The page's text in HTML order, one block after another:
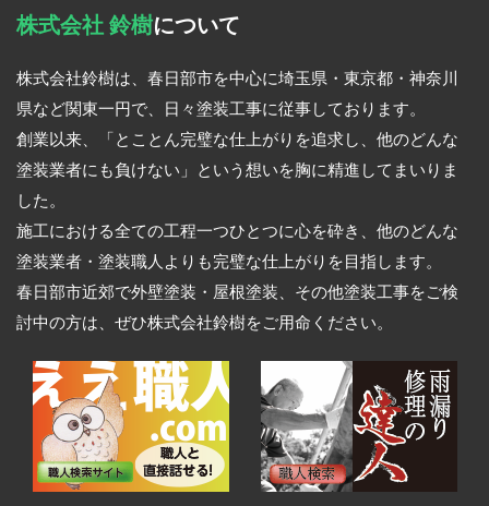
株式会社 鈴樹について
株式会社鈴樹は、春日部市を中心に埼玉県・東京都・神奈川
県など関東一円で、日々塗装工事に従事しております。
創業以来、「とことん完璧な仕上がりを追求し、他のどんな
塗装業者にも負けない」という想いを胸に精進してまいりま
した。
施工における全ての工程一つひとつに心を砕き、他のどんな
塗装業者・塗装職人よりも完璧な仕上がりを目指します。
春日部市近郊で外壁塗装・屋根塗装、その他塗装工事をご検
討中の方は、ぜひ株式会社鈴樹をご用命ください。